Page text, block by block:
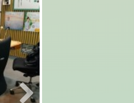
日
ありで